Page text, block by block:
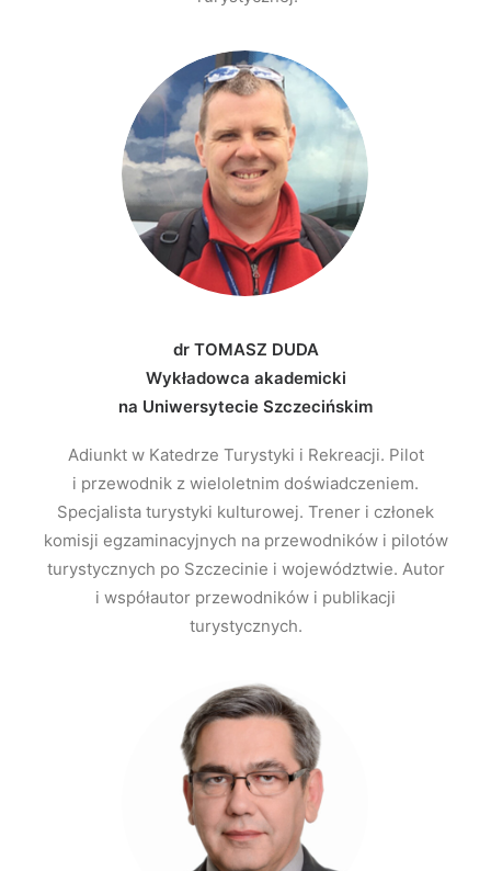
dr TOMASZ DUDA
Wykładowca akademicki
na Uniwersytecie Szczecińskim
Adiunkt w Katedrze Turystyki i Rekreacji. Pilot
i przewodnik z wieloletnim doświadczeniem.
Specjalista turystyki kulturowej. Trener i członek
komisji egzaminacyjnych na przewodników i pilotów
turystycznych po Szczecinie i województwie. Autor
i współautor przewodników i publikacji
turystycznych.